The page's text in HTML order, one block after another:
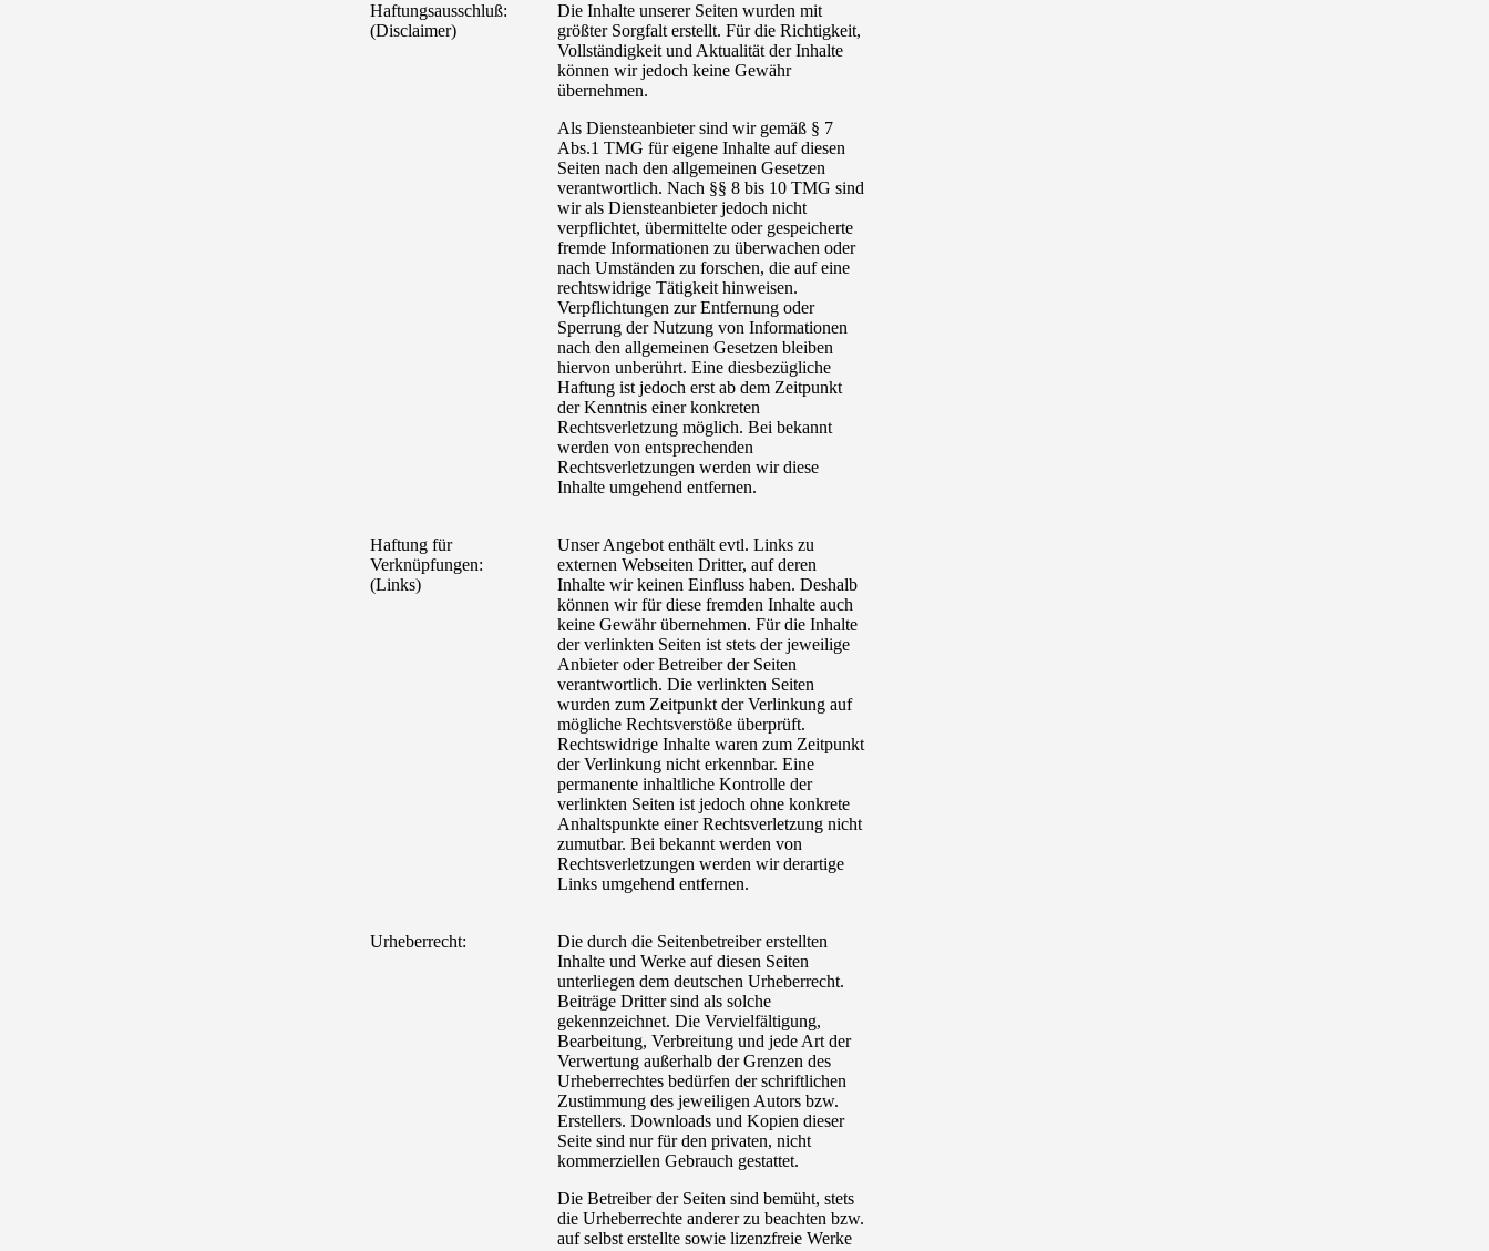
Haftungsausschluß:
(Disclaimer)
Die Inhalte unserer Seiten wurden mit
größter Sorgfalt erstellt. Für die Richtigkeit,
Vollständigkeit und Aktualität der Inhalte
können wir jedoch keine Gewähr
übernehmen.
Als Diensteanbieter sind wir gemäß § 7
Abs.1 TMG für eigene Inhalte auf diesen
Seiten nach den allgemeinen Gesetzen
verantwortlich. Nach §§ 8 bis 10 TMG sind
wir als Diensteanbieter jedoch nicht
verpflichtet, übermittelte oder gespeicherte
fremde Informationen zu überwachen oder
nach Umständen zu forschen, die auf eine
rechtswidrige Tätigkeit hinweisen.
Verpflichtungen zur Entfernung oder
Sperrung der Nutzung von Informationen
nach den allgemeinen Gesetzen bleiben
hiervon unberührt. Eine diesbezügliche
Haftung ist jedoch erst ab dem Zeitpunkt
der Kenntnis einer konkreten
Rechtsverletzung möglich. Bei bekannt
werden von entsprechenden
Rechtsverletzungen werden wir diese
Inhalte umgehend entfernen.
Haftung für
Verknüpfungen:
(Links)
Unser Angebot enthält evtl. Links zu
externen Webseiten Dritter, auf deren
Inhalte wir keinen Einfluss haben. Deshalb
können wir für diese fremden Inhalte auch
keine Gewähr übernehmen. Für die Inhalte
der verlinkten Seiten ist stets der jeweilige
Anbieter oder Betreiber der Seiten
verantwortlich. Die verlinkten Seiten
wurden zum Zeitpunkt der Verlinkung auf
mögliche Rechtsverstöße überprüft.
Rechtswidrige Inhalte waren zum Zeitpunkt
der Verlinkung nicht erkennbar. Eine
permanente inhaltliche Kontrolle der
verlinkten Seiten ist jedoch ohne konkrete
Anhaltspunkte einer Rechtsverletzung nicht
zumutbar. Bei bekannt werden von
Rechtsverletzungen werden wir derartige
Links umgehend entfernen.
Urheberrecht:
Die durch die Seitenbetreiber erstellten
Inhalte und Werke auf diesen Seiten
unterliegen dem deutschen Urheberrecht.
Beiträge Dritter sind als solche
gekennzeichnet. Die Vervielfältigung,
Bearbeitung, Verbreitung und jede Art der
Verwertung außerhalb der Grenzen des
Urheberrechtes bedürfen der schriftlichen
Zustimmung des jeweiligen Autors bzw.
Erstellers. Downloads und Kopien dieser
Seite sind nur für den privaten, nicht
kommerziellen Gebrauch gestattet.
Die Betreiber der Seiten sind bemüht, stets
die Urheberrechte anderer zu beachten bzw.
auf selbst erstellte sowie lizenzfreie Werke